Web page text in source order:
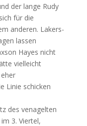
der lange Rudy
für die
anderen. Lakers-
lassen
Hayes nicht
vielleicht
Linie schicken
des venagelten
3. Viertel,